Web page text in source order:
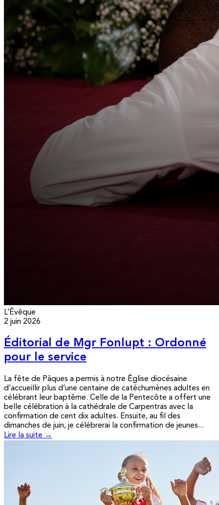
L’Évêque
2 juin 2026
Éditorial de Mgr Fonlupt : Ordonné
pour le service
La fête de Pâques a permis à notre Église diocésaine
d’accueillir plus d’une centaine de catéchumènes adultes en
célébrant leur baptême. Celle de la Pentecôte a offert une
belle célébration à la cathédrale de Carpentras avec la
confirmation de cent dix adultes. Ensuite, au fil des
dimanches de juin, je célébrerai la confirmation de jeunes...
Lire la suite →